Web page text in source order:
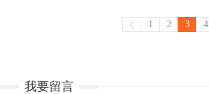
1 2 3 4
我要留言